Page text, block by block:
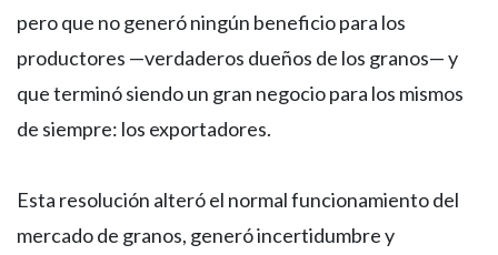
pero que no generó ningún beneficio para los
productores —verdaderos dueños de los granos— y
que terminó siendo un gran negocio para los mismos
de siempre: los exportadores.
Esta resolución alteró el normal funcionamiento del
mercado de granos, generó incertidumbre y